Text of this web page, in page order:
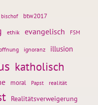
bischof btw2017
ethik evangelisch FSM
ignoranz illusion
katholisch
moral Papst realität
Realitätsverweigerung